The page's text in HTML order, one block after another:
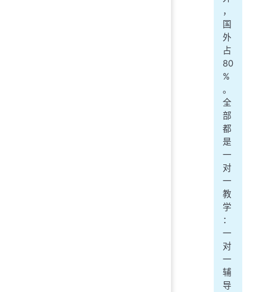
，
国
外
占
80
%
。
全
部
都
是
一
对
一
教
学
：
一
对
一
辅
导